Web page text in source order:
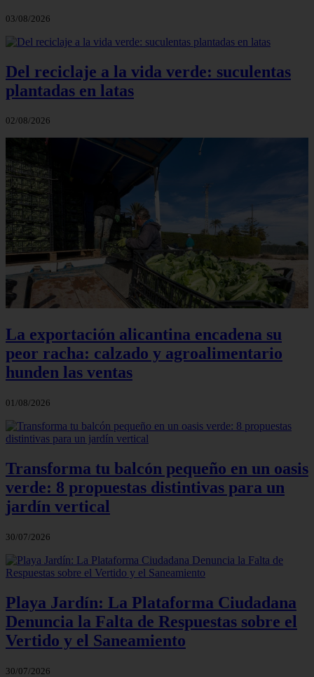
03/08/2026
Del reciclaje a la vida verde: suculentas
plantadas en latas
02/08/2026
La exportación alicantina encadena su
peor racha: calzado y agroalimentario
hunden las ventas
01/08/2026
Transforma tu balcón pequeño en un oasis
verde: 8 propuestas distintivas para un
jardín vertical
30/07/2026
Playa Jardín: La Plataforma Ciudadana
Denuncia la Falta de Respuestas sobre el
Vertido y el Saneamiento
30/07/2026